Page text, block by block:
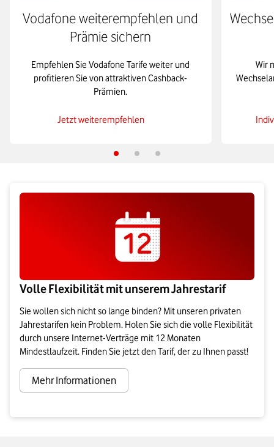
Vodafone weiterempfehlen und
Prämie sichern
Empfehlen Sie Vodafone Tarife weiter und
profitieren Sie von attraktiven Cashback-
Prämien.
Jetzt weiterempfehlen
Wir
Volle Flexibilität mit unserem Jahrestarif
Sie wollen sich nicht so lange binden? Mit unseren privaten
Jahrestarifen kein Problem. Holen Sie sich die volle Flexibilität
durch unsere Internet-Verträge mit 12 Monaten
Mindestlaufzeit. Finden Sie jetzt den Tarif, der zu Ihnen passt!
Mehr Informationen